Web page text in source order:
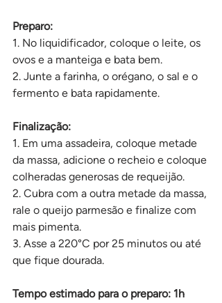
Preparo:
1. No liquidificador, coloque o leite, os
ovos e a manteiga e bata bem.
2. Junte a farinha, o orégano, o sal e o
fermento e bata rapidamente.
Finalização:
1. Em uma assadeira, coloque metade
da massa, adicione o recheio e coloque
colheradas generosas de requeijão.
2. Cubra com a outra metade da massa,
rale o queijo parmesão e finalize com
mais pimenta.
3. Asse a 220°C por 25 minutos ou até
que fique dourada.
Tempo estimado para o preparo: 1h